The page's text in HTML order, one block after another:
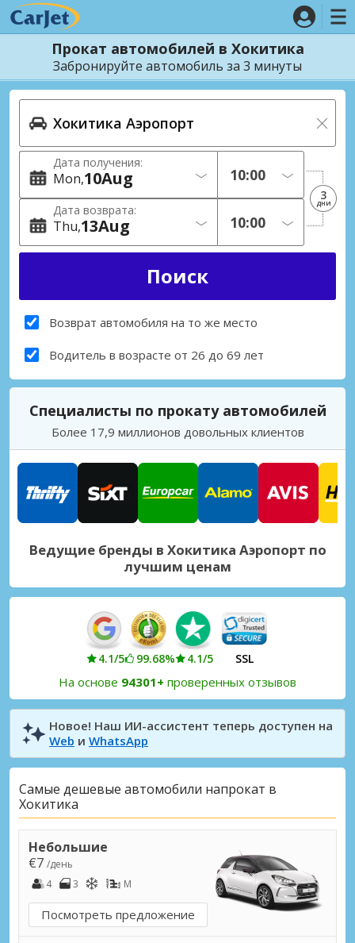
Прокат автомобилей в Хокитика
Забронируйте автомобиль за 3 минуты
Дата получения:
Mon 10Aug
Дата возврата:
Thu 13Aug
3
дни
Возврат автомобиля на то же место
Водитель в возрасте от 26 до 69 лет
Специалисты по прокату автомобилей
Более 17,9 миллионов довольных клиентов
Ведущие бренды в Хокитика Аэропорт по
лучшим ценам
4.1/5 99.68% 4.1/5 SSL
На основе 94301+ проверенных отзывов
Новое! Наш ИИ-ассистент теперь доступен на
Web и WhatsApp
Самые дешевые автомобили напрокат в
Хокитика
Небольшие
€7 /день
4
3 M
Посмотреть предложение